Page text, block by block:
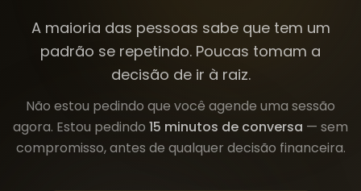
A maioria das pessoas sabe que tem um
padrão se repetindo. Poucas tomam a
decisão de ir à raiz.
Não estou pedindo que você agende uma sessão
agora. Estou pedindo 15 minutos de conversa — sem
compromisso, antes de qualquer decisão financeira.